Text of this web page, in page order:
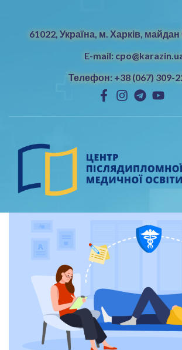
61022, Україна, м. Харків,
E-mail:
Телефон: +38 (067) 309-